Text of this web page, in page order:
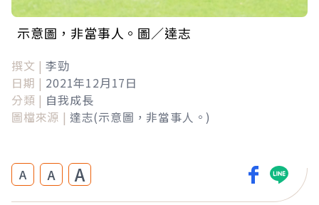
示意圖，非當事人。圖／達志
撰文 | 李勁
日期 | 2021年12月17日
分類 | 自我成長
圖檔來源 | 達志(示意圖，非當事人。)
A A A